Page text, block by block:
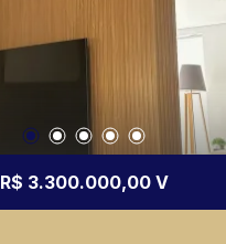
R$ 3.300.000,00 V